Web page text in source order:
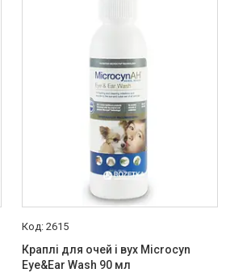
2615
Краплі для очей і вух Microcyn
Eye&Ear Wash 90 мл